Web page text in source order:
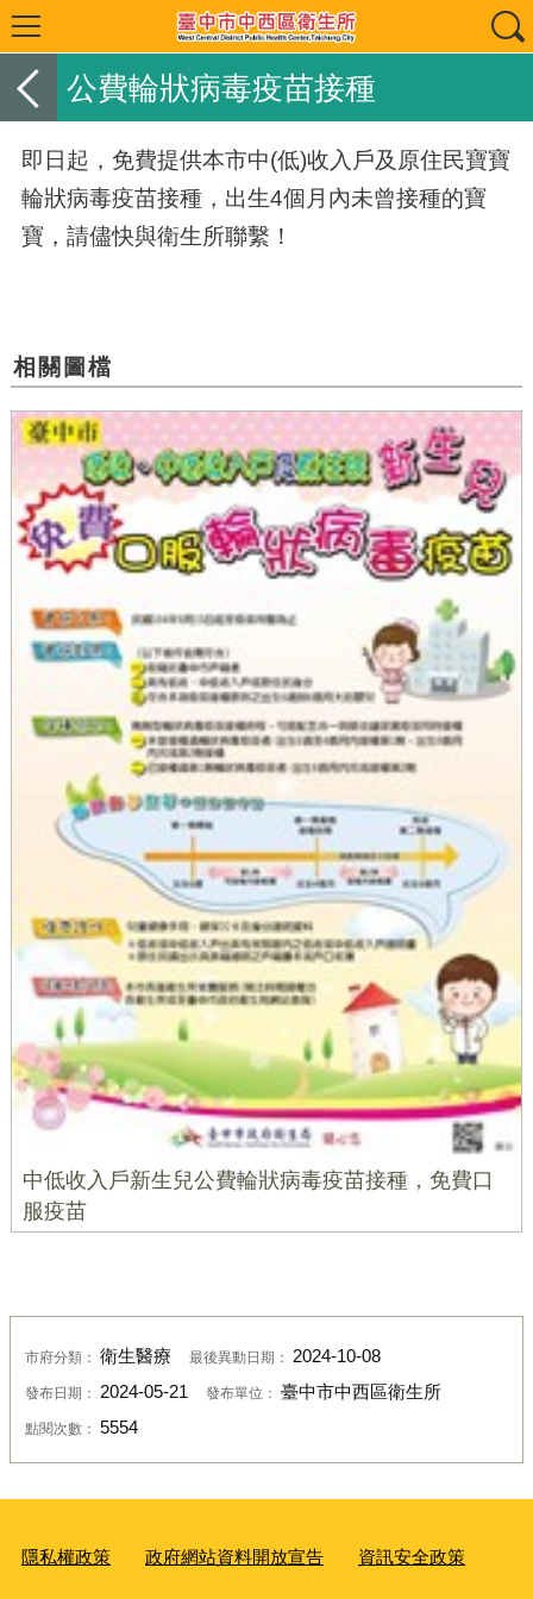
公費輪狀病毒疫苗接種
即日起，免費提供本市中(低)收入戶及原住民寶寶
輪狀病毒疫苗接種，出生4個月內未曾接種的寶
寶，請儘快與衛生所聯繫！
相關圖檔
中低收入戶新生兒公費輪狀病毒疫苗接種，免費口
服疫苗
市府分類： 衛生醫療 最後異動日期： 2024-10-08
發布日期： 2024-05-21 發布單位： 臺中市中西區衛生所
點閱次數： 5554
隱私權政策 政府網站資料開放宣告 資訊安全政策